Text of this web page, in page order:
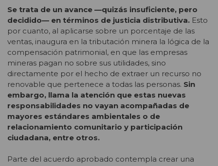
Se trata de un avance —quizás insuficiente, pero
decidido— en términos de justicia distributiva. Esto
por cuanto, al aplicarse sobre un porcentaje de las
ventas, inaugura en la tributación minera la lógica de la
compensación patrimonial, en que las empresas
mineras pagan no sobre sus utilidades, sino
directamente por el hecho de extraer un recurso no
renovable que pertenece a todas las personas. Sin
embargo, llama la atención que estas nuevas
responsabilidades no vayan acompañadas de
mayores estándares ambientales o de
relacionamiento comunitario y participación
ciudadana, entre otros.
Parte del acuerdo aprobado contempla crear una